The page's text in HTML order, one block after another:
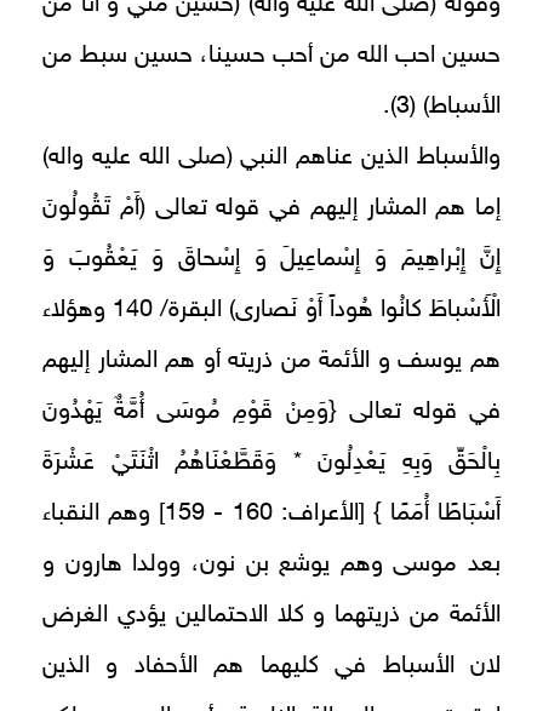
حسين احب الله من أحب حسينا، حسين سبط من
الأسباط) (3).
والأسباط الذين عناهم النبي (صلى الله عليه واله)
إما هم المشار إليهم في قوله تعالى‏ (أَمْ تَقُولُونَ
إِنَّ إِبْراهِيمَ وَ إِسْماعِيلَ وَ إِسْحاقَ وَ يَعْقُوبَ وَ
الْأَسْباطَ كانُوا هُوداً أَوْ نَصارى‏) البقرة/ 140 وهؤلاء
هم يوسف و الأئمة من ذريته أو هم المشار إليهم
في قوله تعالى‏{وَمِنْ قَوْمِ مُوسَى أُمَّةٌ يَهْدُونَ
بِالْحَقِّ وَبِهِ يَعْدِلُونَ * وَقَطَّعْنَاهُمُ اثْنَتَيْ عَشْرَةَ
أَسْبَاطًا أُمَمًا }
[الأعراف: 160 - 159] وهم النقباء
بعد موسى وهم يوشع بن نون، وولدا هارون و
الأئمة من ذريتهما و كلا الاحتمالين يؤدي الغرض
لان الأسباط في‏ كليهما هم الأحفاد و الذين